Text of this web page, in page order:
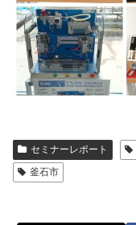
セミナーレポート
釜石市